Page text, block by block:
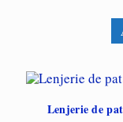
Lenjerie de